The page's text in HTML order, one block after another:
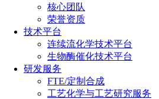
核心团队
荣誉资质
技术平台
连续流化学技术平台
生物酶催化技术平台
研发服务
FTE/定制合成
工艺化学与工艺研究服务